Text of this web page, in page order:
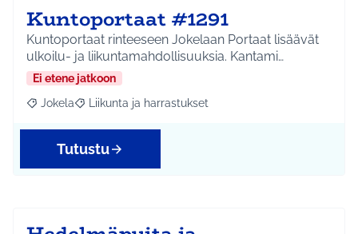
Kuntoportaat #1291
Kuntoportaat rinteeseen Jokelaan Portaat lisäävät
ulkoilu- ja liikuntamahdollisuuksia. Kantami…
Ei etene jatkoon
Rajaa tulokset aihepiirin mukaan: Jokela
Jokela Rajaa tulokset teeman mukaan: Liikunta ja
Liikunta ja harrastukset
Tutustu